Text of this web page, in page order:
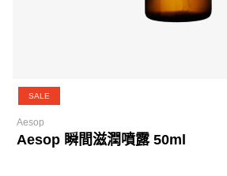
SALE
Aesop
Aesop 瞬間滋潤噴露 50ml